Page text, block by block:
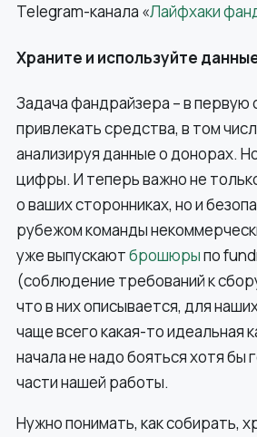
Telegram-канала «Лайфхаки
Храните и используйте
Задача фандрайзера – в первую
привлекать средства, в том
анализируя данные о донорах.
цифры. И теперь важно не
о ваших сторонниках, но и
рубежом команды
уже выпускаютброшюрыпо
(соблюдение требований к
что в них описывается, для
чаще всего какая-то идеальная
начала не надо бояться хотя бы
части нашей работы.
Нужно понимать, как собирать,